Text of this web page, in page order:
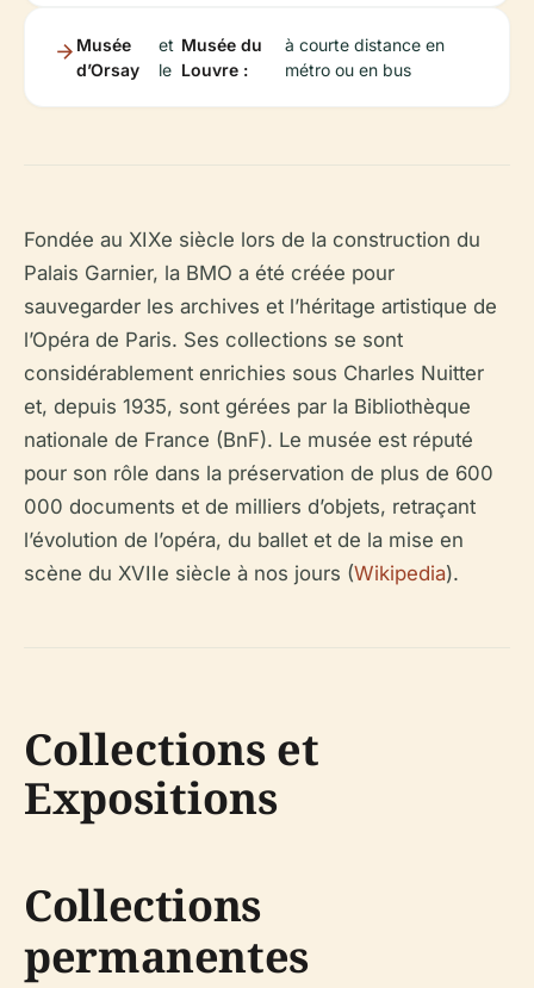
Musée
d’Orsay
et
le
Musée du
Louvre :
à courte distance en
métro ou en bus
Fondée au XIXe siècle lors de la construction du
Palais Garnier, la BMO a été créée pour
sauvegarder les archives et l’héritage artistique de
l’Opéra de Paris. Ses collections se sont
considérablement enrichies sous Charles Nuitter
et, depuis 1935, sont gérées par la Bibliothèque
nationale de France (BnF). Le musée est réputé
pour son rôle dans la préservation de plus de 600
000 documents et de milliers d’objets, retraçant
l’évolution de l’opéra, du ballet et de la mise en
scène du XVIIe siècle à nos jours (Wikipedia).
Collections et
Expositions
Collections
permanentes